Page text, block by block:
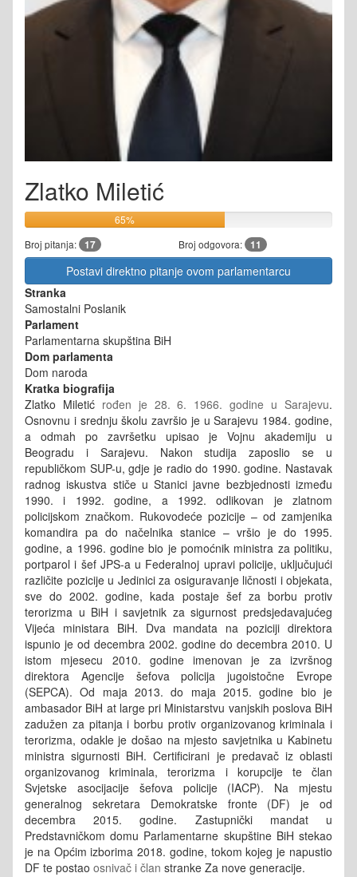
Zlatko Miletić
65%
Broj pitanja: 17 Broj odgovora: 11
Postavi direktno pitanje ovom parlamentarcu
Stranka
Samostalni Poslanik
Parlament
Parlamentarna skupština BiH
Dom parlamenta
Dom naroda
Kratka biografija
Zlatko Miletić rođen je 28. 6. 1966. godine u Sarajevu.
Osnovnu i srednju školu završio je u Sarajevu 1984. godine,
a odmah po završetku upisao je Vojnu akademiju u
Beogradu i Sarajevu. Nakon studija zaposlio se u
republičkom SUP-u, gdje je radio do 1990. godine. Nastavak
radnog iskustva stiče u Stanici javne bezbjednosti između
1990. i 1992. godine, a 1992. odlikovan je zlatnom
policijskom značkom. Rukovodeće pozicije – od zamjenika
komandira pa do načelnika stanice – vršio je do 1995.
godine, a 1996. godine bio je pomoćnik ministra za politiku,
portparol i šef JPS-a u Federalnoj upravi policije, uključujući
različite pozicije u Jedinici za osiguravanje ličnosti i objekata,
sve do 2002. godine, kada postaje šef za borbu protiv
terorizma u BiH i savjetnik za sigurnost predsjedavajućeg
Vijeća ministara BiH. Dva mandata na poziciji direktora
ispunio je od decembra 2002. godine do decembra 2010. U
istom mjesecu 2010. godine imenovan je za izvršnog
direktora Agencije šefova policija jugoistočne Evrope
(SEPCA). Od maja 2013. do maja 2015. godine bio je
ambasador BiH at largepri Ministarstvu vanjskih poslova BiH
zadužen za pitanja i borbu protiv organizovanog kriminala i
terorizma, odakle je došao na mjesto savjetnika u Kabinetu
ministra sigurnosti BiH. Certificirani je predavač iz oblasti
organizovanog kriminala, terorizma i korupcije te član
Svjetske asocijacije šefova policije (IACP). Na mjestu
generalnog sekretara Demokratske fronte (DF) je od
decembra 2015. godine. Zastupnički mandat u
Predstavničkom domu Parlamentarne skupštine BiH stekao
je na Općim izborima 2018. godine, tokom kojeg je napustio
DF te postao osnivač i član stranke Za nove generacije.